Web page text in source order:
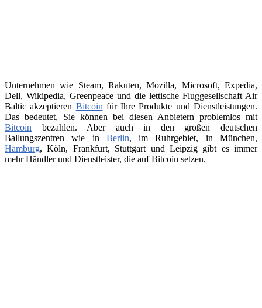
Unternehmen wie Steam, Rakuten, Mozilla, Microsoft, Expedia,
Dell, Wikipedia, Greenpeace und die lettische Fluggesellschaft Air
Baltic akzeptieren Bitcoin für Ihre Produkte und Dienstleistungen.
Das bedeutet, Sie können bei diesen Anbietern problemlos mit
Bitcoin bezahlen. Aber auch in den großen deutschen
Ballungszentren wie in Berlin, im Ruhrgebiet, in München,
Hamburg, Köln, Frankfurt, Stuttgart und Leipzig gibt es immer
mehr Händler und Dienstleister, die auf Bitcoin setzen.